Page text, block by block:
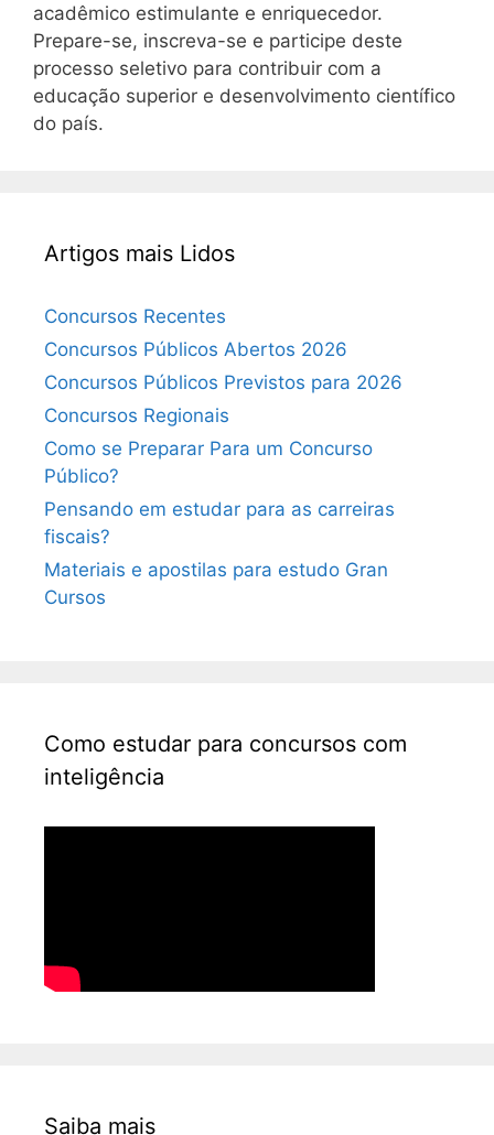
acadêmico estimulante e enriquecedor.
Prepare-se, inscreva-se e participe deste
processo seletivo para contribuir com a
educação superior e desenvolvimento científico
do país.
Artigos mais Lidos
Concursos Recentes
Concursos Públicos Abertos 2026
Concursos Públicos Previstos para 2026
Concursos Regionais
Como se Preparar Para um Concurso
Público?
Pensando em estudar para as carreiras
fiscais?
Materiais e apostilas para estudo Gran
Cursos
Como estudar para concursos com
inteligência
Saiba mais